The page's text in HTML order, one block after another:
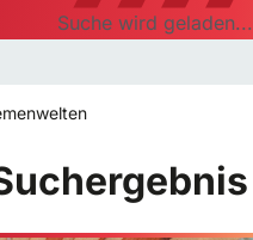
Suche wird geladen...